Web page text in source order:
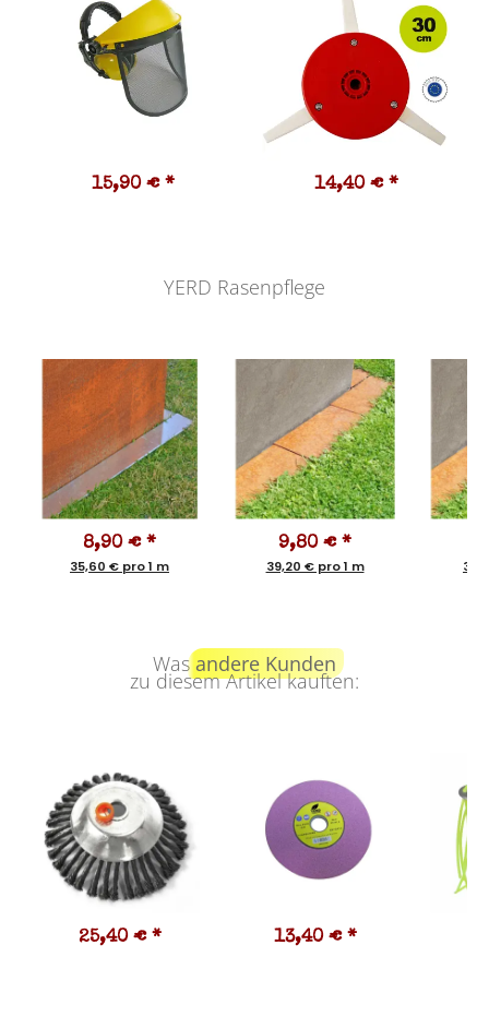
15,90 € * 14,40 € *
YERD Rasenpflege
8,90 € *
35,60 € pro 1 m
9,80 € *
39,20 € pro 1 m
Wasandere Kunden
zu diesem Artikel kauften:
25,40 € * 13,40 € *